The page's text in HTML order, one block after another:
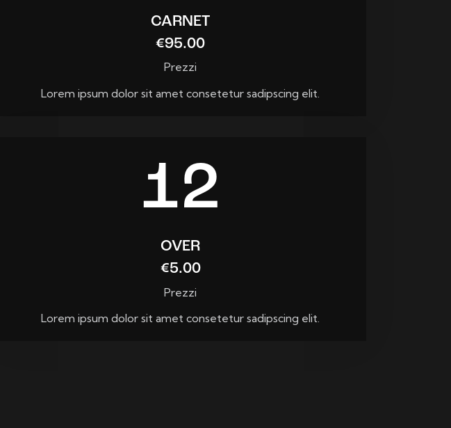
CARNET
€95.00
Prezzi
Lorem ipsum dolor sit amet consetetur sadipscing elit.
12
OVER
€5.00
Prezzi
Lorem ipsum dolor sit amet consetetur sadipscing elit.